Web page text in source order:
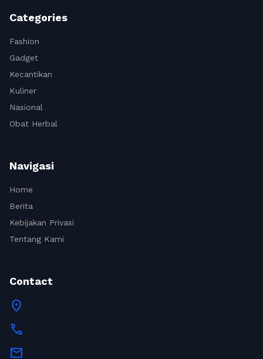
Categories
Fashion
Gadget
Kecantikan
Kuliner
Nasional
Obat Herbal
Navigasi
Home
Berita
Kebijakan Privasi
Tentang Kami
Contact
location_on
call
mail